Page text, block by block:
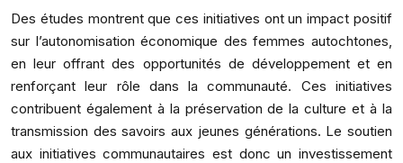
Des études montrent que ces initiatives ont un impact positif
sur l’autonomisation économique des femmes autochtones,
en leur offrant des opportunités de développement et en
renforçant leur rôle dans la communauté. Ces initiatives
contribuent également à la préservation de la culture et à la
transmission des savoirs aux jeunes générations. Le soutien
aux initiatives communautaires est donc un investissement